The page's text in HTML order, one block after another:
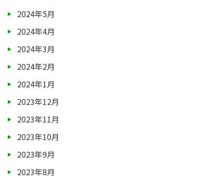
2024年5月
2024年4月
2024年3月
2024年2月
2024年1月
2023年12月
2023年11月
2023年10月
2023年9月
2023年8月